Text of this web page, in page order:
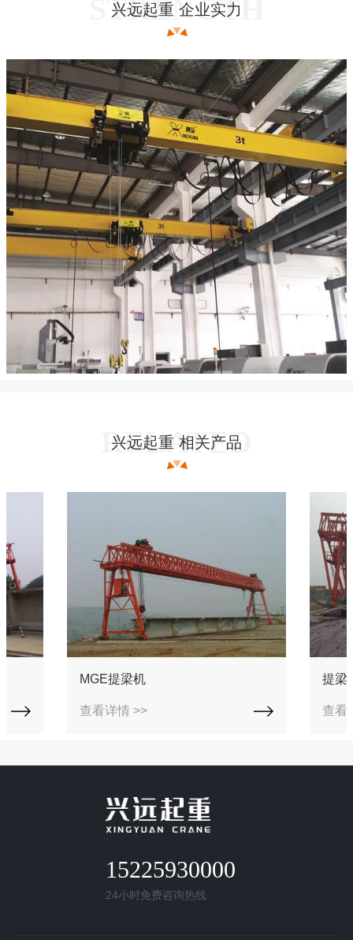
兴远起重 企业实力
兴远起重 相关产品
MGE提梁机
查看详情 >>
提梁
查看
15225930000
24小时免费咨询热线